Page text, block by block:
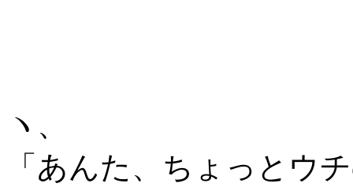
ヽ、
「あんた、ちょっ